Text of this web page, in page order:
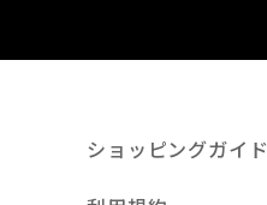
ショッピングガイド